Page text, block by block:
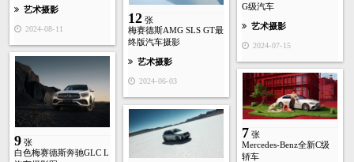
艺术摄影
2024-08-11
G级汽车
艺术摄影
2024-07-15
12 张
梅赛德斯AMG SLS GT最
终版汽车摄影
艺术摄影
2024-06-03
9 张
白色梅赛德斯奔驰GLC L
7 张
Mercedes-Benz全新C级
轿车